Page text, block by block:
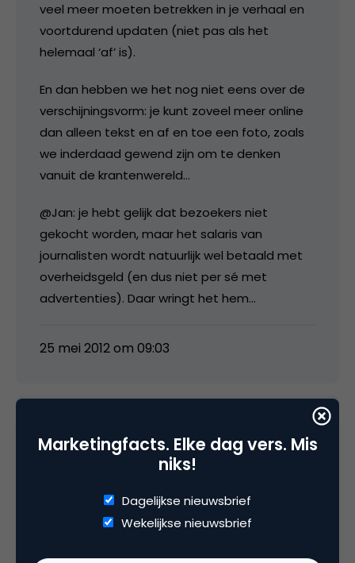
veel meer moeten betrekken in je verhaal en
voortdurend updaten (niet pas als het
helemaal ‘af’ is).
En dan hebben we het nog niet eens over de
verschijningsvorm: je kunt zoveel meer online
dan alleen tekst en af en toe een foto, zoals
we inderdaad gewend zijn om te denken
vanuit de krantenwereld…
@Jan: je hebt gelijk dat bezoekers niet
gekocht worden, maar het salaris van
journalisten wordt natuurlijk wel betaald met
overheidsgeld (en dus niet per sé met
advertenties). Daar wringt het hem…
25 mei 2012 om 09:03
Jan Pruimboom
Volgens mijn bescheiden mening maakt het
Marketingfacts. Elke dag vers. Mis
niks!
Dagelijkse nieuwsbrief
Wekelijkse nieuwsbrief